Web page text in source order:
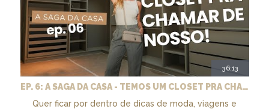
36:13
EP. 6: A SAGA DA CASA - TEMOS UM CLOSET PRA CHAMAR DE NOSSO + MARCENARIA E PAISAGISMO
Quer ficar por dentro de dicas de moda, viagens e